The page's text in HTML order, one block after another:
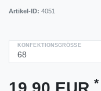
Artikel-ID: 4051
KONFEKTIONSGRÖSSE
*